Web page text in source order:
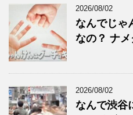
2026/08/02
なんでじゃ
なの？ ナ
2026/08/02
なんで渋谷